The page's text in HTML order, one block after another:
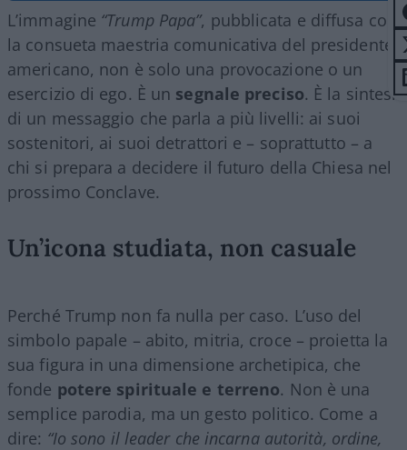
L’immagine “Trump Papa”, pubblicata e diffusa con
la consueta maestria comunicativa del presidente
americano, non è solo una provocazione o un
esercizio di ego. È un segnale preciso. È la sintesi
di un messaggio che parla a più livelli: ai suoi
sostenitori, ai suoi detrattori e – soprattutto – a
chi si prepara a decidere il futuro della Chiesa nel
prossimo Conclave.
Un’icona studiata, non casuale
Perché Trump non fa nulla per caso. L’uso del
simbolo papale – abito, mitria, croce – proietta la
sua figura in una dimensione archetipica, che
fonde potere spirituale e terreno. Non è una
semplice parodia, ma un gesto politico. Come a
dire: “Io sono il leader che incarna autorità, ordine,